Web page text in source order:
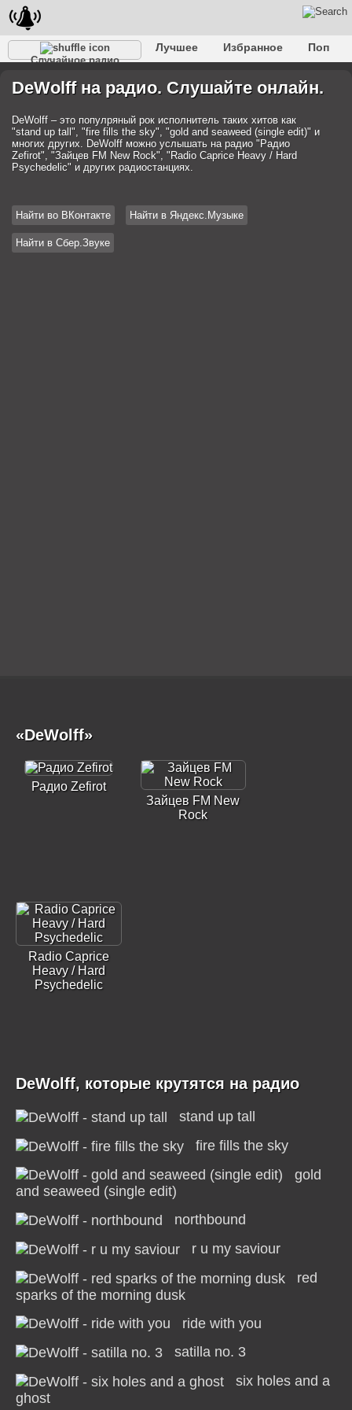
Случайное радио
Лучшее Избранное
Поп
Разговорное
Рэп Транс Дип-хаус
Фолк
DeWolff на радио. Слушайте онлайн.
DeWolff – это популряный рок исполнитель таких хитов как
"stand up tall", "fire fills the sky", "gold and seaweed (single edit)" и
многих других. DeWolff можно услышать на радио "Радио
Zefirot", "Зайцев FM New Rock", "Radio Caprice Heavy / Hard
Psychedelic" и других радиостанциях.
Найти во ВКонтакте Найти в Яндекс.Музыке
Найти в Сбер.Звуке
«DeWolff»
Радио Zefirot
Зайцев FM New
Rock
Radio Caprice
Heavy / Hard
Psychedelic
DeWolff, которые крутятся на радио
stand up tall
fire fills the sky
gold
and seaweed (single edit)
northbound
r u my saviour
red
sparks of the morning dusk
ride with you
satilla no. 3
six holes and a
ghost